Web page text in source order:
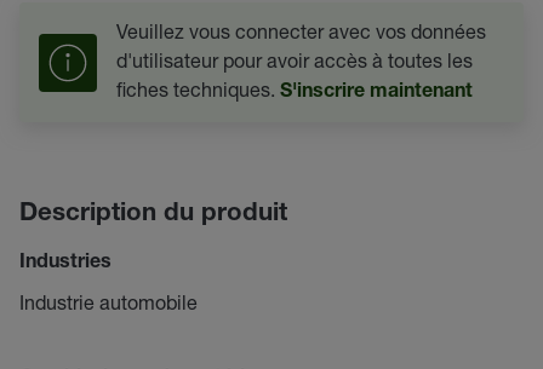
Veuillez vous connecter avec vos données
d'utilisateur pour avoir accès à toutes les
fiches techniques. S'inscrire maintenant
Description du produit
Industries
Industrie automobile